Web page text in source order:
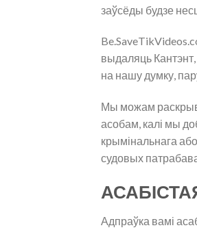
заўсёды будзе
выдаляць
на нашу думку,
Мы можам
асобам, калі мы
крымінальнага
судовых
Адпраўка вамі